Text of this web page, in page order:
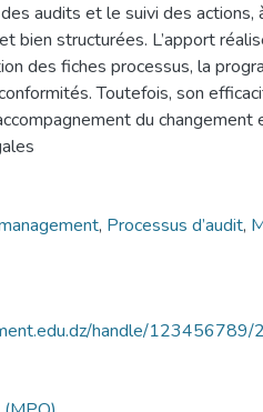
audits et le suivi des actions,
bien structurées. L’apport
des fiches processus, la
Toutefois, son
du
, Processus d’audit,
handle/123456789/